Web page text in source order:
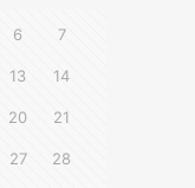
6 7
13 14
20 21
27 28